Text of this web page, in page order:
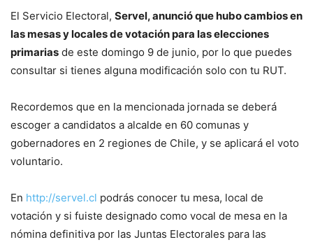
El Servicio Electoral, Servel, anunció que hubo cambios en
las mesas y locales de votación para las elecciones
primarias de este domingo 9 de junio, por lo que puedes
consultar si tienes alguna modificación solo con tu RUT.
Recordemos que en la mencionada jornada se deberá
escoger a candidatos a alcalde en 60 comunas y
gobernadores en 2 regiones de Chile, y se aplicará el voto
voluntario.
En http://servel.cl podrás conocer tu mesa, local de
votación y si fuiste designado como vocal de mesa en la
nómina definitiva por las Juntas Electorales para las